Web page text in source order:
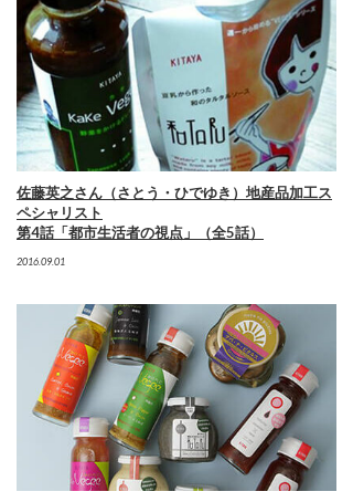
佐藤英之さん（さとう・ひでゆき）地産品加工ス
ペシャリスト
第4話「都市生活者の視点」（全5話）
2016.09.01